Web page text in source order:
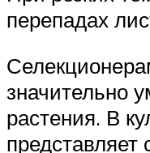
перепадах
значительно
растения. В
представляет